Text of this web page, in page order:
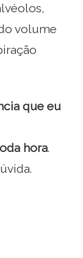
volume
que eu
hora.